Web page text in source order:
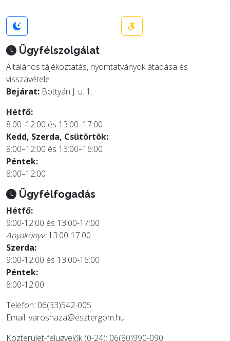
Ügyfélszolgálat
Általános tájékoztatás, nyomtatványok átadása és
visszavétele
Bejárat: Bottyán J. u. 1.
Hétfő:
8:00–12:00 és 13:00–17:00
Kedd, Szerda, Csütörtök:
8:00–12:00 és 13:00–16:00
Péntek:
8:00–12:00
Ügyfélfogadás
Hétfő:
9:00-12:00 és 13:00-17:00
Anyakönyv:13:00-17:00
Szerda:
9:00-12:00 és 13:00-16:00
Péntek:
8:00-12:00
Telefon: 06(33)542-005
Email: varoshaza@esztergom.hu
Közterület-felügyelők (0-24): 06(80)990-090